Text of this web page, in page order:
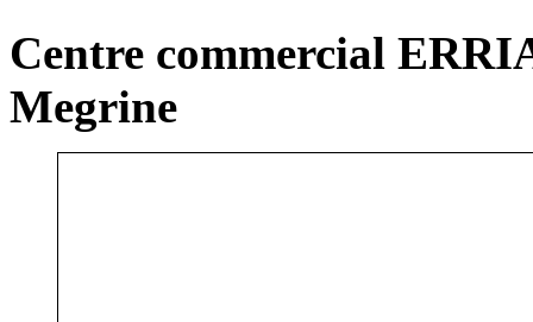
Centre commercial
Megrine